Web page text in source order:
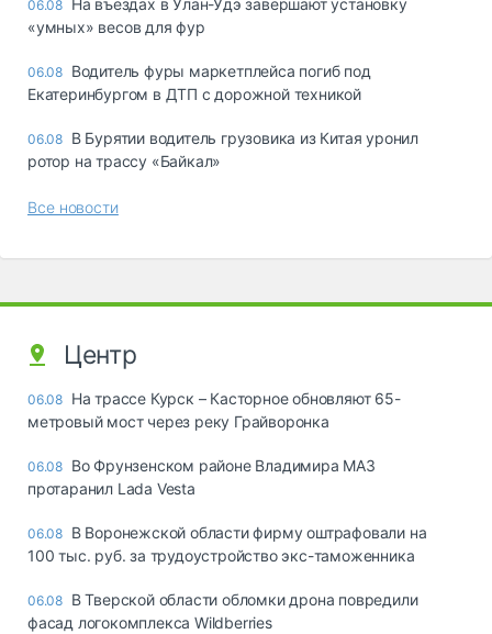
06.08
Ha въeздax в Улaн-Удэ зaвepшaют ycтaнoвкy
«yмныx» вecoв для фyp
06.08 Водитель фуры маркетплейса погиб под
Екатеринбургом в ДТП с дорожной техникой
06.08 В Бурятии водитель грузовика из Китая уронил
ротор на трассу «Байкал»
Все новости
Центр
06.08 На трассе Курск – Касторное обновляют 65-
метровый мост через реку Грайворонка
06.08 Во Фрунзенском районе Владимира МАЗ
протаранил Lada Vesta
06.08 В Воронежской области фирму оштрафовали на
100 тыс. руб. за трудоустройство экс-таможенника
06.08 В Тверской области обломки дрона повредили
фасад логокомплекса Wildberries